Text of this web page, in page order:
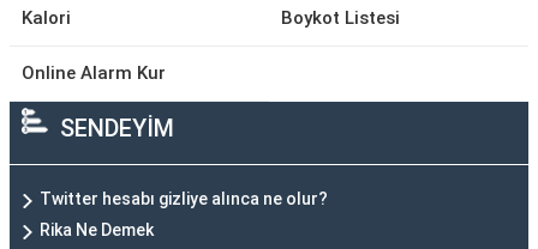
Kalori
Boykot Listesi
Online Alarm Kur
SENDEYİM
Twitter hesabı gizliye alınca ne olur?
Rika Ne Demek